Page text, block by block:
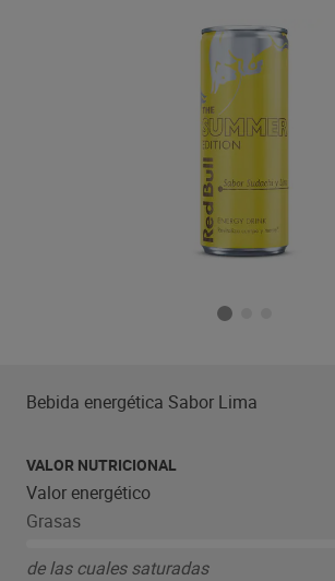
Bebida energética Sabor Lima
VALOR NUTRICIONAL
Valor energético
Grasas
de las cuales saturadas